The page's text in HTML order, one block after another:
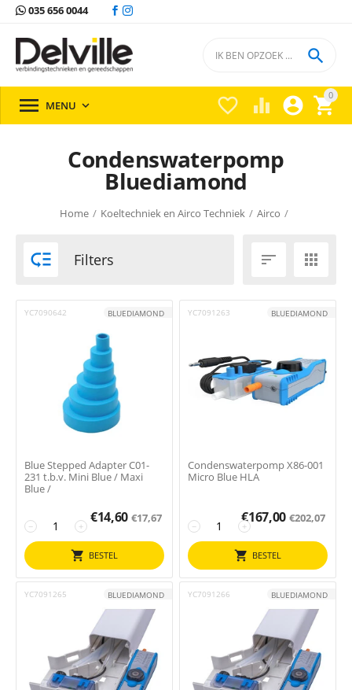
035 656 0044
0


 

 MENU 
Condenswaterpomp
Bluediamond
Home / Koeltechniek en Airco Techniek / Airco /
 Filters  
YC7090642 BLUEDIAMOND
Blue Stepped Adapter C01-
231 t.b.v. Mini Blue / Maxi
Blue /
+
−
€14,60 €17,67
BESTEL
YC7091263 BLUEDIAMOND
Condenswaterpomp X86-001
Micro Blue HLA
+
−
€167,00 €202,07
BESTEL
YC7091265 BLUEDIAMOND YC7091266 BLUEDIAMOND